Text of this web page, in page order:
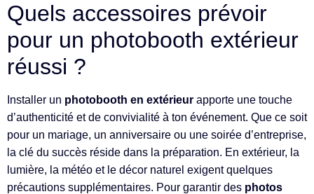
Quels accessoires prévoir
pour un photobooth extérieur
réussi ?
Installer un photobooth en extérieur apporte une touche
d’authenticité et de convivialité à ton événement. Que ce soit
pour un mariage, un anniversaire ou une soirée d’entreprise,
la clé du succès réside dans la préparation. En extérieur, la
lumière, la météo et le décor naturel exigent quelques
précautions supplémentaires. Pour garantir des photos